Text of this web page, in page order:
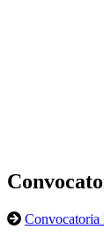
Convocatoria